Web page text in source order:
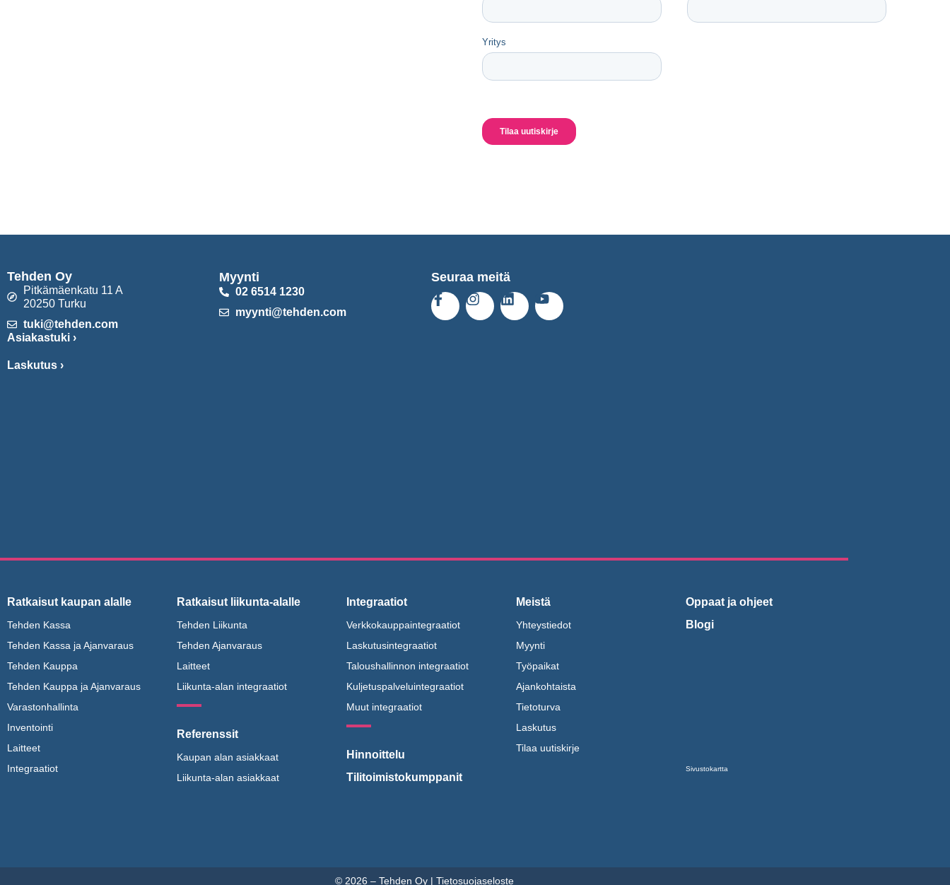
Tehden Oy
Pitkämäenkatu 11 A
20250 Turku
tuki@tehden.com
Asiakastuki ›
Laskutus ›
Myynti
02 6514 1230
myynti@tehden.com
Seuraa meitä
Ratkaisut kaupan alalle
Tehden Kassa
Tehden Kassa ja Ajanvaraus
Tehden Kauppa
Tehden Kauppa ja Ajanvaraus
Varastonhallinta
Inventointi
Laitteet
Integraatiot
Ratkaisut liikunta-alalle
Tehden Liikunta
Tehden Ajanvaraus
Laitteet
Liikunta-alan integraatiot
Referenssit
Kaupan alan asiakkaat
Liikunta-alan asiakkaat
Integraatiot
Verkkokauppaintegraatiot
Laskutusintegraatiot
Taloushallinnon integraatiot
Kuljetuspalveluintegraatiot
Muut integraatiot
Hinnoittelu
Tilitoimistokumppanit
Meistä
Yhteystiedot
Myynti
Työpaikat
Ajankohtaista
Tietoturva
Laskutus
Tilaa uutiskirje
Oppaat ja ohjeet
Blogi
Sivustokartta
© 2026 – Tehden Oy | Tietosuojaseloste